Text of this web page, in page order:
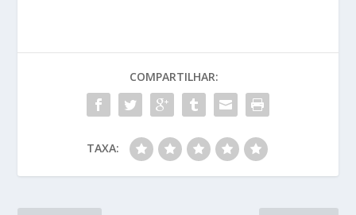
COMPARTILHAR:
TAXA: